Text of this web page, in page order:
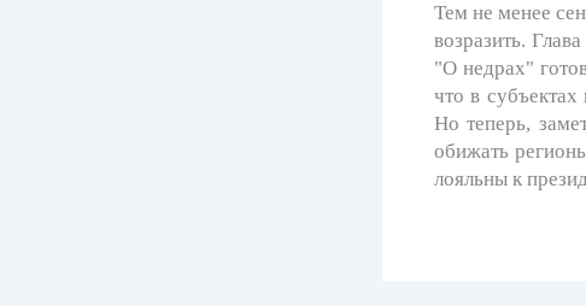
Тем не менее
возразить.
"О недрах"
что в
Но теперь,
обижать
лояльны к